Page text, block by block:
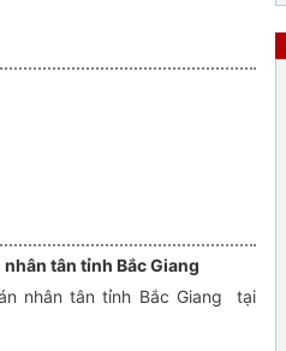
tân tỉnh Bắc Giang
nhân tân tỉnh Bắc Giang tại